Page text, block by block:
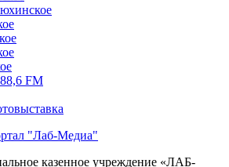
FM
"Лаб-Медиа"
казенное учреждение «ЛАБ-